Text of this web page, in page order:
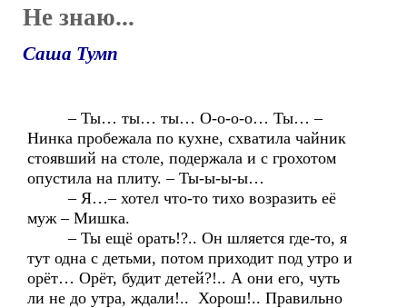
Не знаю...
Саша Тумп
– Ты… ты… ты… О-о-о-о… Ты… –
Нинка пробежала по кухне, схватила чайник
стоявший на столе, подержала и с грохотом
опустила на плиту. – Ты-ы-ы-ы…
– Я…– хотел что-то тихо возразить её
муж – Мишка.
– Ты ещё орать!?.. Он шляется где-то, я
тут одна с детьми, потом приходит под утро и
орёт… Орёт, будит детей?!.. А они его, чуть
ли не до утра, ждали!.. Хорош!.. Правильно